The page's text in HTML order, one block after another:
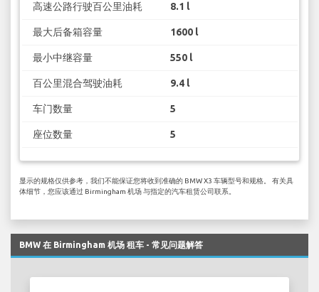
高速公路行驶百公里油耗 8.1 l
最大后备箱容量 1600 l
最小中继容量 550 l
百公里混合驾驶油耗 9.4 l
车门数量 5
座位数量 5
显示的规格仅供参考，我们不能保证您将收到准确的 BMW X3 车辆型号和规格。 有关具
体细节，您应该通过 Birmingham 机场 与指定的汽车租赁公司联系。
BMW 在 Birmingham 机场 租车 - 常见问题解答